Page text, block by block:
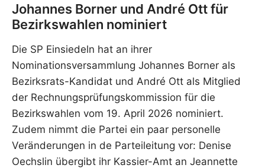
Johannes Borner und André Ott für
Bezirkswahlen nominiert
Die SP Einsiedeln hat an ihrer
Nominationsversammlung Johannes Borner als
Bezirksrats-Kandidat und André Ott als Mitglied
der Rechnungsprüfungskommission für die
Bezirkswahlen vom 19. April 2026 nominiert.
Zudem nimmt die Partei ein paar personelle
Veränderungen in de Parteileitung vor: Denise
Oechslin übergibt ihr Kassier-Amt an Jeannette